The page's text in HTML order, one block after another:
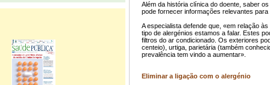
Além da história clínica do doente, saber
pode fornecer informações relevantes para
A especialista defende que, «em relação
tipo de alergénios estamos a falar. Estes
filtros do ar condicionado. Os exteriores
centeio), urtiga, parietária (também
prevalência tem vindo a aumentar».
Eliminar a ligação com o alergénio